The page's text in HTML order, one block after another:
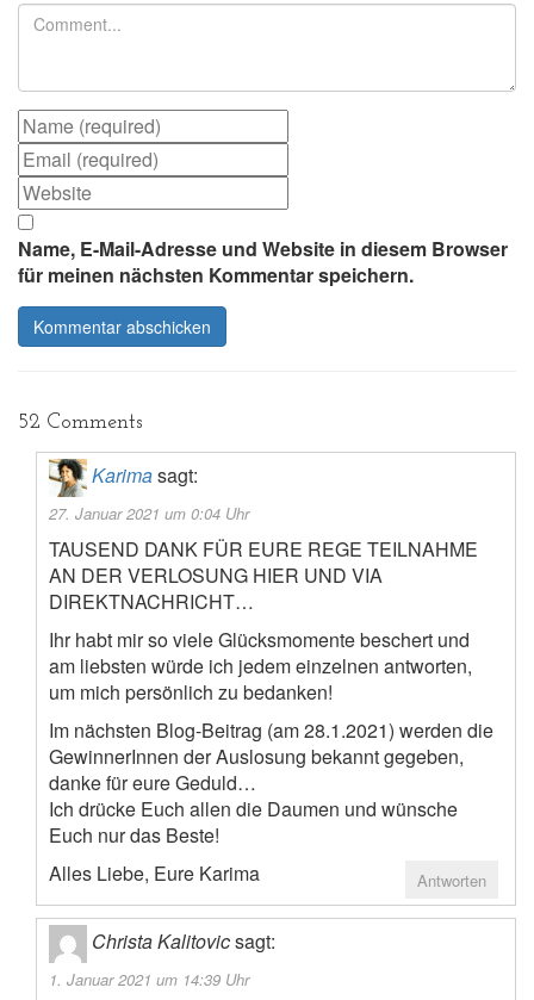
Name, E-Mail-Adresse und Website in diesem Browser
für meinen nächsten Kommentar speichern.
52 Comments
Karimasagt:
27. Januar 2021 um 0:04 Uhr
TAUSEND DANK FÜR EURE REGE TEILNAHME
AN DER VERLOSUNG HIER UND VIA
DIREKTNACHRICHT…
Ihr habt mir so viele Glücksmomente beschert und
am liebsten würde ich jedem einzelnen antworten,
um mich persönlich zu bedanken!
Im nächsten Blog-Beitrag (am 28.1.2021) werden die
GewinnerInnen der Auslosung bekannt gegeben,
danke für eure Geduld…
Ich drücke Euch allen die Daumen und wünsche
Euch nur das Beste!
Alles Liebe, Eure Karima
Antworten
Christa Kalitovicsagt:
1. Januar 2021 um 14:39 Uhr